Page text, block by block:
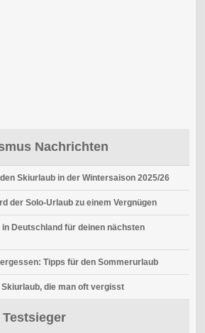
Nachrichten
Skiurlaub in der Wintersaison 2025/26
der Solo-Urlaub zu einem Vergnügen
Deutschland für deinen nächsten
Tipps für den Sommerurlaub
die man oft vergisst